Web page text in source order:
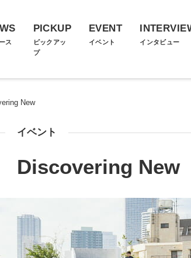
ス
PICKUP
ピックアッ
プ
EVENT
イベント インタビュー
New
イベント
Discovering New